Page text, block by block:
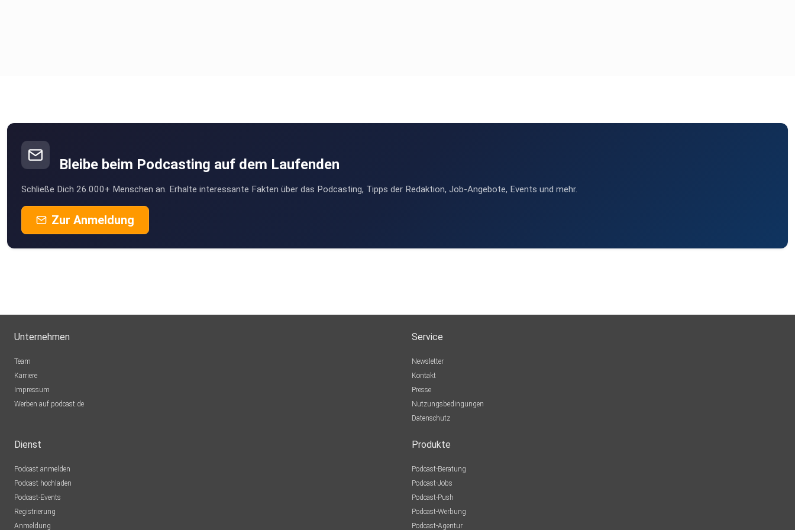
Bleibe beim Podcasting auf dem Laufenden
Schließe Dich 26.000+ Menschen an. Erhalte interessante Fakten über das Podcasting, Tipps der Redaktion, Job-Angebote, Events und mehr.
Zur Anmeldung
Unternehmen
Team
Karriere
Impressum
Werben auf podcast.de
Service
Newsletter
Kontakt
Presse
Nutzungsbedingungen
Datenschutz
Dienst
Podcast anmelden
Podcast hochladen
Podcast-Events
Registrierung
Anmeldung
Produkte
Podcast-Beratung
Podcast-Jobs
Podcast-Push
Podcast-Werbung
Podcast-Agentur